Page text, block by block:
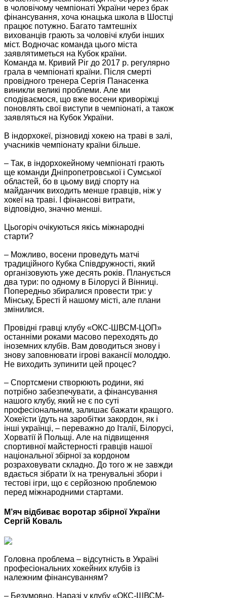
в чоловічому чемпіонаті України через брак
фінансування, хоча юнацька школа в Шостці
працює потужно. Багато тамтешніх
вихованців грають за чоловічі клуби інших
міст. Водночас команда цього міста
заявлятиметься на Кубок країни.
Команда м. Кривий Ріг до 2017 р. регулярно
грала в чемпіонаті країни. Після смерті
провідного тренера Сергія Панасенка
виникли великі проблеми. Але ми
сподіваємося, що вже восени криворіжці
поновлять свої виступи в чемпіонаті, а також
заявляться на Кубок України.
В індорхокеї, різновиді хокею на траві в залі,
учасників чемпіонату країни більше.
– Так, в індорхокейному чемпіонаті грають
ще команди Дніпропетровської і Сумської
областей, бо в цьому виді спорту на
майданчик виходить менше гравців, ніж у
хокеї на траві. І фінансові витрати,
відповідно, значно менші.
Цьогоріч очікуються якісь міжнародні
старти?
– Можливо, восени проведуть матчі
традиційного Кубка Співдружності, який
організовують уже десять років. Планується
два тури: по одному в Білорусі й Вінниці.
Попередньо збиралися провести три: у
Мінську, Бресті й нашому місті, але плани
змінилися.
Провідні гравці клубу «ОКС-ШВСМ-ЦОП»
останніми роками масово переходять до
іноземних клубів. Вам доводиться знову і
знову заповнювати ігрові вакансії молоддю.
Не виходить зупинити цей процес?
– Спортсмени створюють родини, які
потрібно забезпечувати, а фінансування
нашого клубу, який не є по суті
професіональним, залишає бажати кращого.
Хокеїсти їдуть на заробітки закордон, як і
інші українці, – переважно до Італії, Білорусі,
Хорватії й Польщі. Але на підвищення
спортивної майстерності гравців нашої
національної збірної за кордоном
розраховувати складно. До того ж не завжди
вдається зібрати їх на тренувальні збори і
тестові ігри, що є серйозною проблемою
перед міжнародними стартами.
М’яч відбиває воротар збірної України
Сергій Коваль
Головна проблема – відсутність в Україні
професіональних хокейних клубів із
належним фінансуванням?
– Безумовно. Наразі у клубу «ОКС-ШВСМ-